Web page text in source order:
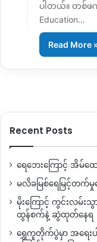
ပါတယ်။ တစ်ဖက်
Education…
Read More
Recent Posts
ရေဘေးကြောင့် အိမ်ထေ
မလိခမြစ်ရေမြင့်တက်မှု
မိုးကြောင့် ကွင်းလမ်း
ထွန်စက်နဲ့ ဆွဲထုတ်နေရ
ရွှေကူတိုက်ပွဲမှာ အရေး